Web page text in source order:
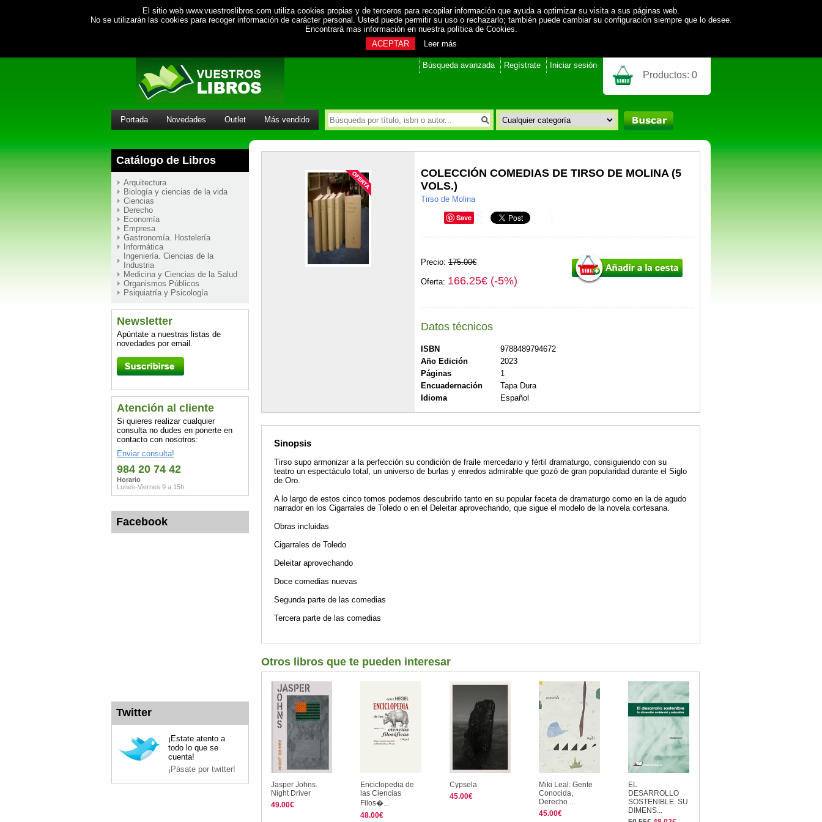
El sitio web www.vuestroslibros.com utiliza cookies propias y de terceros para recopilar información que ayuda a optimizar su visita a sus páginas web.
No se utilizarán las cookies para recoger información de carácter personal. Usted puede permitir su uso o rechazarlo; también puede cambiar su configuración siempre que lo desee.
Encontrará mas información en nuestra política de Cookies.
ACEPTAR
Leer más
Búsqueda avanzada Regístrate Iniciar sesión
Productos: 0
Portada Novedades Outlet Más vendido
Catálogo de Libros
Arquitectura
Biología y ciencias de la vida
Ciencias
Derecho
Economía
Empresa
Gastronomía. Hostelería
Informática
Ingeniería. Ciencias de la
Industria
Medicina y Ciencias de la Salud
Organismos Públicos
Psiquiatría y Psicología
Newsletter
Apúntate a nuestras listas de
novedades por email.
Atención al cliente
Si quieres realizar cualquier
consulta no dudes en ponerte en
contacto con nosotros:
Enviar consulta!
984 20 74 42
Horario
Lunes-Viernes 9 a 15h.
Facebook
Twitter
¡Estate atento a
todo lo que se
cuenta!
¡Pásate por twitter!
COLECCIÓN COMEDIAS DE TIRSO DE MOLINA (5
VOLS.)
Tirso de Molina
Save
Precio: 175.00€
Oferta: 166.25€ (-5%)
Datos técnicos
ISBN
9788489794672
Año Edición
2023
Páginas
1
Encuadernación
Tapa Dura
Idioma
Español
Sinopsis
Tirso supo armonizar a la perfección su condición de fraile mercedario y fértil dramaturgo, consiguiendo con su
teatro un espectáculo total, un universo de burlas y enredos admirable que gozó de gran popularidad durante el Siglo
de Oro.
A lo largo de estos cinco tomos podemos descubrirlo tanto en su popular faceta de dramaturgo como en la de agudo
narrador en los Cigarrales de Toledo o en el Deleitar aprovechando, que sigue el modelo de la novela cortesana.
Obras incluidas
Cigarrales de Toledo
Deleitar aprovechando
Doce comedias nuevas
Segunda parte de las comedias
Tercera parte de las comedias
Otros libros que te pueden interesar
Jasper Johns.
Night Driver
49.00€
Enciclopedia de
las Ciencias
Filos�...
48.00€
Cypsela
45.00€
Miki Leal: Gente
Conocida,
Derecho ...
45.00€
EL
DESARROLLO
SOSTENIBLE. SU
DIMENS...